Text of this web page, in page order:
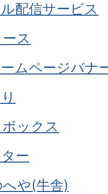
配信サービス
ス
ムページバナ
ックス
ー
や(牛舎)